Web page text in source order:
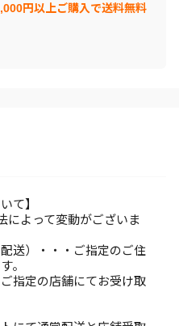
円以上ご購入で送料無料
て】
によって変動がございま
送）・・・ご指定のご住
。
指定の店舗にてお受け取